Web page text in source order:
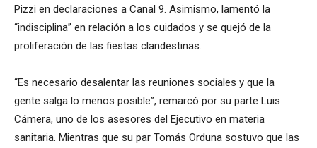
Pizzi en declaraciones a Canal 9. Asimismo, lamentó la
“indisciplina” en relación a los cuidados y se quejó de la
proliferación de las fiestas clandestinas.
“Es necesario desalentar las reuniones sociales y que la
gente salga lo menos posible”, remarcó por su parte Luis
Cámera, uno de los asesores del Ejecutivo en materia
sanitaria. Mientras que su par Tomás Orduna sostuvo que las